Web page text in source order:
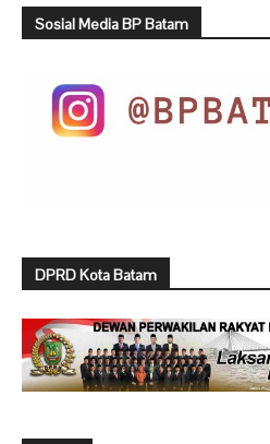
Sosial Media BP Batam
DPRD Kota Batam